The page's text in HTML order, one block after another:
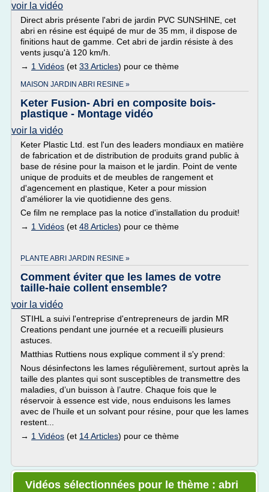
voir la vidéo
Direct abris présente l'abri de jardin PVC SUNSHINE, cet
abri en résine est équipé de mur de 35 mm, il dispose de
finitions haut de gamme. Cet abri de jardin résiste à des
vents jusqu'à 120 km/h.
→ 1 Vidéos (et 33 Articles) pour ce thème
MAISON JARDIN ABRI RESINE »
Keter Fusion- Abri en composite bois-
plastique - Montage vidéo
voir la vidéo
Keter Plastic Ltd. est l'un des leaders mondiaux en matière
de fabrication et de distribution de produits grand public à
base de résine pour la maison et le jardin. Point de vente
unique de produits et de meubles de rangement et
d'agencement en plastique, Keter a pour mission
d'améliorer la vie quotidienne des gens.
Ce film ne remplace pas la notice d'installation du produit!
→ 1 Vidéos (et 48 Articles) pour ce thème
PLANTE ABRI JARDIN RESINE »
Comment éviter que les lames de votre
taille-haie collent ensemble?
voir la vidéo
STIHL a suivi l'entreprise d'entrepreneurs de jardin MR
Creations pendant une journée et a recueilli plusieurs
astuces.
Matthias Ruttiens nous explique comment il s'y prend:
Nous désinfectons les lames régulièrement, surtout après la
taille des plantes qui sont susceptibles de transmettre des
maladies, d’un buisson à l’autre. Chaque fois que le
réservoir à essence est vide, nous enduisons les lames
avec de l’huile et un solvant pour résine, pour que les lames
restent...
→ 1 Vidéos (et 14 Articles) pour ce thème
Vidéos sélectionnées pour le thème : abri